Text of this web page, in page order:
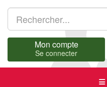
Mon compte
Se connecter